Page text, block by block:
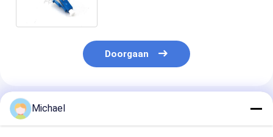
Doorgaan
Geadviseerde Producten
Michael